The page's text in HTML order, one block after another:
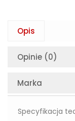
Opis
Opinie (0)
Marka
Specyfikacja